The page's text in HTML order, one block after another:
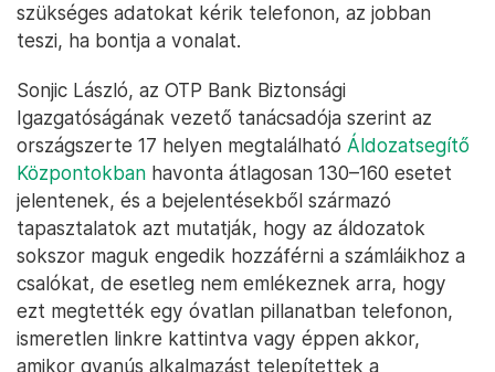
szükséges adatokat kérik telefonon, az jobban
teszi, ha bontja a vonalat.
Sonjic László, az OTP Bank Biztonsági
Igazgatóságának vezető tanácsadója szerint az
országszerte 17 helyen megtalálható Áldozatsegítő
Központokban havonta átlagosan 130–160 esetet
jelentenek, és a bejelentésekből származó
tapasztalatok azt mutatják, hogy az áldozatok
sokszor maguk engedik hozzáférni a számláikhoz a
csalókat, de esetleg nem emlékeznek arra, hogy
ezt megtették egy óvatlan pillanatban telefonon,
ismeretlen linkre kattintva vagy éppen akkor,
amikor gyanús alkalmazást telepítettek a